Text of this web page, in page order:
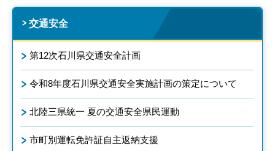
交通安全
第12次石川県交通安全計画
令和8年度石川県交通安全実施計画の策定について
北陸三県統一 夏の交通安全県民運動
市町別運転免許証自主返納支援